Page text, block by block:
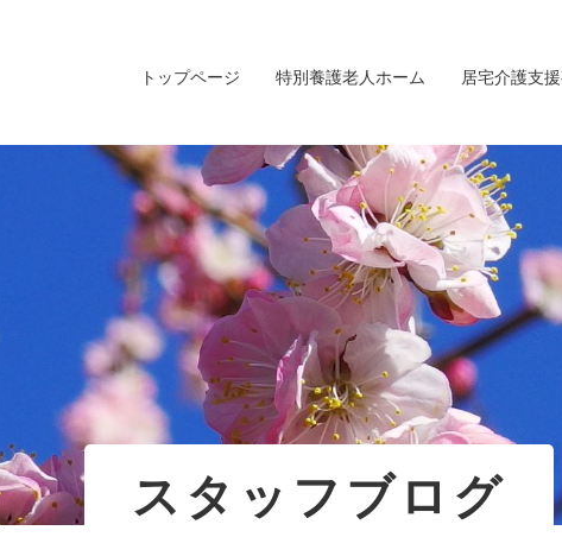
トップページ 特別養護老人ホーム 居宅介護支
スタッフブログ